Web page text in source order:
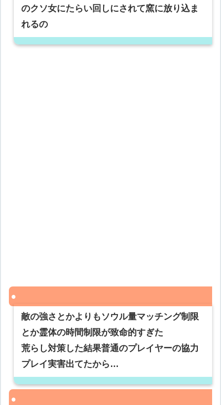
のクソ女にたらい回しにされて窯に放り込ま
れるの
敵の強さとかよりもソウル量マッチング制限
とか霊体の時間制限が致命的すぎた
荒らし対策した結果普通のプレイヤーの協力
プレイ実害出てたから…